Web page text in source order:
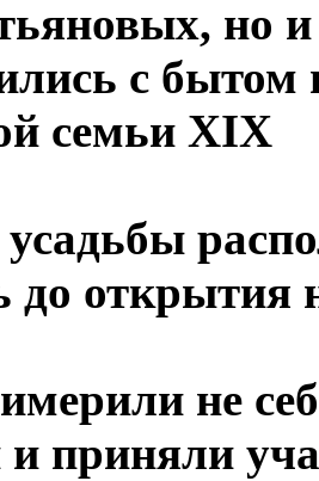
но
с бытом
семьи XIX
В
усадьбы
до открытия
не
приняли